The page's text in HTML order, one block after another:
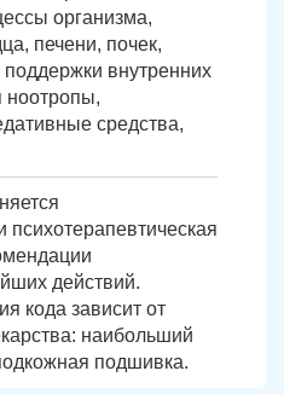
организма,
печени, почек,
поддержки внутренних
ноотропы,
средства,
психотерапевтическая
действий.
кода зависит от
наибольший
подшивка.